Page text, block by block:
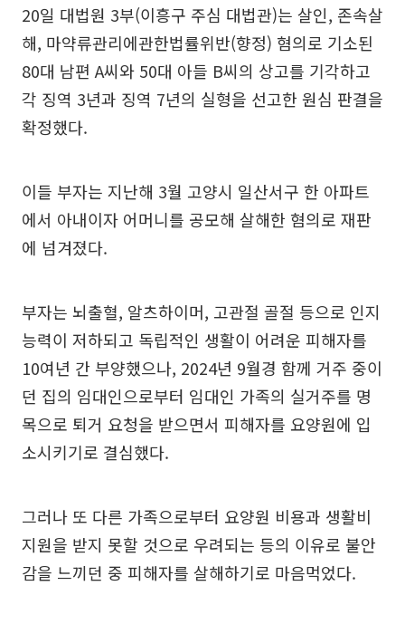
20일 대법원 3부(이흥구 주심 대법관)는 살인, 존속살
해, 마약류관리에관한법률위반(향정) 혐의로 기소된
80대 남편 A씨와 50대 아들 B씨의 상고를 기각하고
각 징역 3년과 징역 7년의 실형을 선고한 원심 판결을
확정했다.
이들 부자는 지난해 3월 고양시 일산서구 한 아파트
에서 아내이자 어머니를 공모해 살해한 혐의로 재판
에 넘겨졌다.
부자는 뇌출혈, 알츠하이머, 고관절 골절 등으로 인지
능력이 저하되고 독립적인 생활이 어려운 피해자를
10여년 간 부양했으나, 2024년 9월경 함께 거주 중이
던 집의 임대인으로부터 임대인 가족의 실거주를 명
목으로 퇴거 요청을 받으면서 피해자를 요양원에 입
소시키기로 결심했다.
그러나 또 다른 가족으로부터 요양원 비용과 생활비
지원을 받지 못할 것으로 우려되는 등의 이유로 불안
감을 느끼던 중 피해자를 살해하기로 마음먹었다.